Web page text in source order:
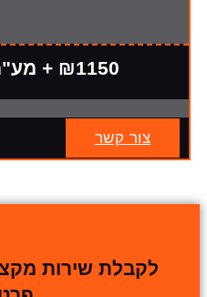
₪1150 + מע"מ
צור קשר
לקבלת שירות